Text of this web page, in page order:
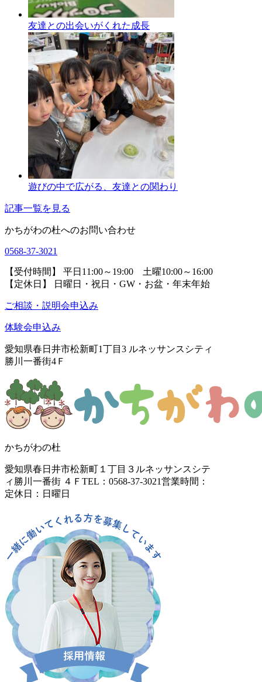
友達との出会いがくれた成長
遊びの中で広がる、友達との関わり
記事一覧を見る
かちがわの杜へのお問い合わせ
0568-37-3021
【受付時間】 平日11:00～19:00 土曜10:00～16:00
【定休日】 日曜日・祝日・GW・お盆・年末年始
ご相談・説明会申込み
体験会申込み
愛知県春日井市松新町1丁目3 ルネッサンスシティ
勝川一番街4Ｆ
かちがわの杜
愛知県春日井市松新町１丁目３ ルネッサンスシテ
ィ勝川一番街 ４Ｆ TEL：0568-37-3021営業時間：
定休日：日曜日